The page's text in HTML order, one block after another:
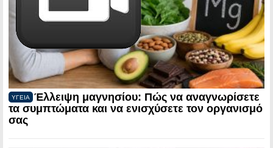
ΥΓΕΙΑ
Έλλειψη μαγνησίου: Πώς να αναγνωρίσετε
τα συμπτώματα και να ενισχύσετε τον οργανισμό
σας